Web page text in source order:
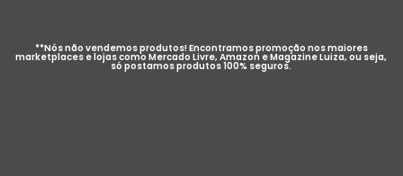
**Nós não vendemos produtos! Encontramos promoção nos maiores
marketplaces e lojas como Mercado Livre, Amazon e Magazine Luiza, ou seja,
só postamos produtos 100% seguros.